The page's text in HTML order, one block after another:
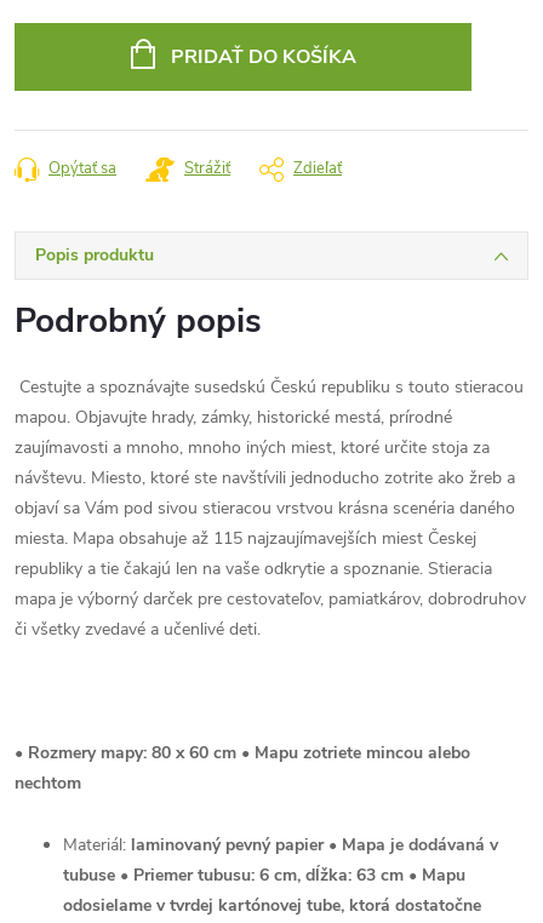
PRIDAŤ DO KOŠÍKA
Opýtať sa Strážiť Zdieľať
Popis produktu
Podrobný popis
Cestujte a spoznávajte susedskú Českú republiku s touto stieracou
mapou. Objavujte hrady, zámky, historické mestá, prírodné
zaujímavosti a mnoho, mnoho iných miest, ktoré určite stoja za
návštevu. Miesto, ktoré ste navštívili jednoducho zotrite ako žreb a
objaví sa Vám pod sivou stieracou vrstvou krásna scenéria daného
miesta. Mapa obsahuje až 115 najzaujímavejších miest Českej
republiky a tie čakajú len na vaše odkrytie a spoznanie. Stieracia
mapa je výborný darček pre cestovateľov, pamiatkárov, dobrodruhov
či všetky zvedavé a učenlivé deti.
• Rozmery mapy: 80 x 60 cm • Mapu zotriete mincou alebo
nechtom
Materiál: laminovaný pevný papier• Mapa je dodávaná v
tubuse • Priemer tubusu: 6 cm, dĺžka: 63 cm • Mapu
odosielame v tvrdej kartónovej tube, ktorá dostatočne